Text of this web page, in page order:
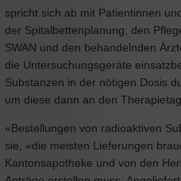
spricht sich ab mit Patientinnen
der Spitalbettenplanung, den
SWAN und den behandelnden
die Untersuchungsgeräte
Substanzen in der nötigen Dosis
um diese dann an den
«Bestellungen von radioaktiven
sie, «die meisten Lieferungen
Kantonsapotheke und von den